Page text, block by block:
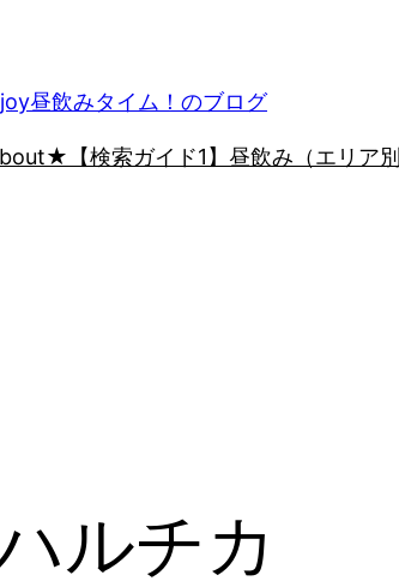
昼飲みタイム！のブログ
【検索ガイド1】昼飲み（エリア別
ルチカ